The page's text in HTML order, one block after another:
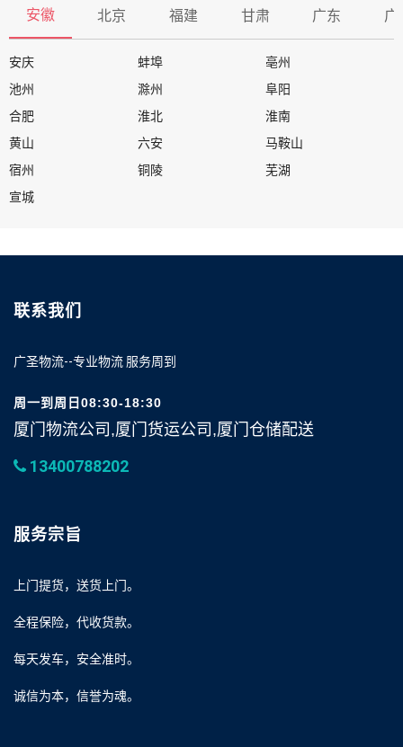
安徽 北京 福建 甘肃 广东 广
安庆 蚌埠
亳州
池州
滁州
阜阳
合肥
淮北
淮南
黄山
六安
马鞍山
宿州
铜陵
芜湖
宣城
联系我们
广圣物流--专业物流 服务周到
周一到周日08:30-18:30
厦门物流公司,厦门货运公司,厦门仓储配送
13400788202
服务宗旨
上门提货，送货上门。
全程保险，代收货款。
每天发车，安全准时。
诚信为本，信誉为魂。